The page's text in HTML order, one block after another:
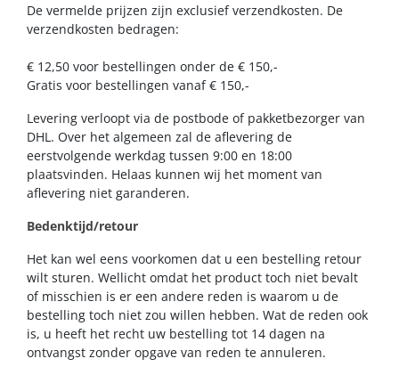
De vermelde prijzen zijn exclusief verzendkosten. De
verzendkosten bedragen:
€ 12,50 voor bestellingen onder de € 150,-
Gratis voor bestellingen vanaf € 150,-
Levering verloopt via de postbode of pakketbezorger van
DHL. Over het algemeen zal de aflevering de
eerstvolgende werkdag tussen 9:00 en 18:00
plaatsvinden. Helaas kunnen wij het moment van
aflevering niet garanderen.
Bedenktijd/retour
Het kan wel eens voorkomen dat u een bestelling retour
wilt sturen. Wellicht omdat het product toch niet bevalt
of misschien is er een andere reden is waarom u de
bestelling toch niet zou willen hebben. Wat de reden ook
is, u heeft het recht uw bestelling tot 14 dagen na
ontvangst zonder opgave van reden te annuleren.